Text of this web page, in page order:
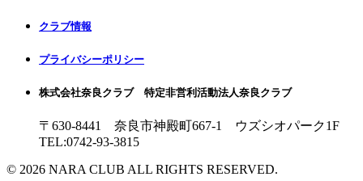
クラブ情報
プライバシーポリシー
株式会社奈良クラブ 特定非営利活動法人奈良クラブ
〒630-8441 奈良市神殿町667-1
ウズシオパーク1F
TEL:0742-93-3815
© 2026 NARA CLUB ALL RIGHTS RESERVED.